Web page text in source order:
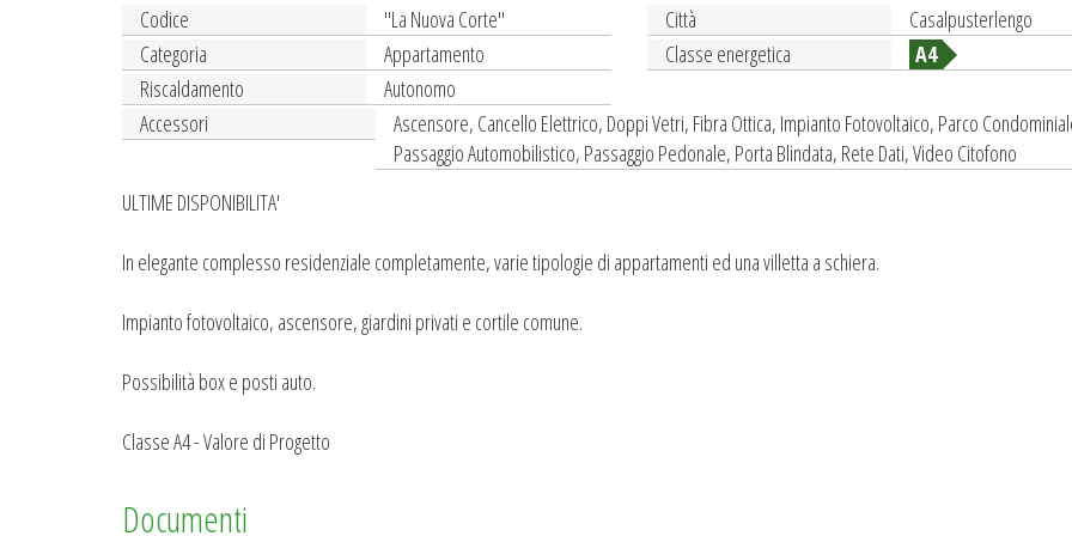
Codice ''La Nuova Corte'' Città
Casalpusterlengo
Categoria
Appartamento Classe energetica
A4
Riscaldamento
Autonomo
Accessori
Ascensore, Cancello Elettrico, Doppi Vetri, Fibra Ottica, Impianto Fotovoltaico, Parco
Passaggio Automobilistico, Passaggio Pedonale, Porta Blindata, Rete Dati, Video Citofono
ULTIME DISPONIBILITA'
In elegante complesso residenziale completamente, varie tipologie di appartamenti ed una villetta a schiera.
Impianto fotovoltaico, ascensore, giardini privati e cortile comune.
Possibilità box e posti auto.
Classe A4 - Valore di Progetto
Documenti